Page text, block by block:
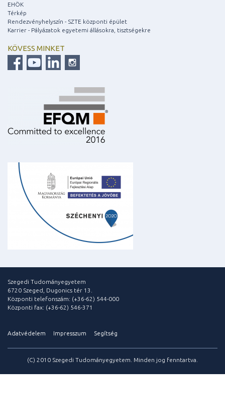
EHÖK
Térkép
Rendezvényhelyszín - SZTE központi épület
Karrier - Pályázatok egyetemi állásokra, tisztségekre
KÖVESS MINKET
Szegedi Tudományegyetem
6720 Szeged, Dugonics tér 13.
Központi telefonszám: (+36-62) 544-000
Központi fax: (+36-62) 546-371
Adatvédelem Impresszum Segítség
(C) 2010 Szegedi Tudományegyetem. Minden jog fenntartva.